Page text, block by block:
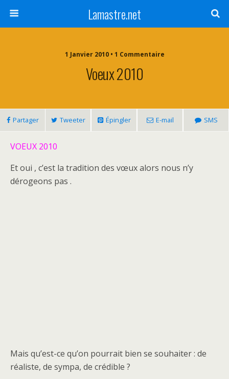
Lamastre.net
1 Janvier 2010 • 1 Commentaire
Voeux 2010
Partager Tweeter Épingler E-mail SMS
VOEUX 2010
Et oui , c’est la tradition des vœux alors nous n’y
dérogeons pas .
Mais qu’est-ce qu’on pourrait bien se souhaiter : de
réaliste, de sympa, de crédible ?